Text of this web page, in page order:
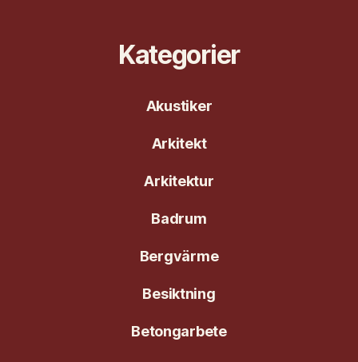
Kategorier
Akustiker
Arkitekt
Arkitektur
Badrum
Bergvärme
Besiktning
Betongarbete